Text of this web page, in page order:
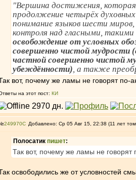
"Вершина достижения, которая
продолжение четырёх
понимание языков шести
контроля над гласными,
освобождение от условных
совершенно чистой мудрости
частной совершенно чистой
убеждённости), а также
вот, почему же ламы не говорят по-
на этот пост: КИ
249970 Добавлено: Ср 05 Авг 15, 22:38 (11 лет
Полосатик пишет:
Так вот, почему же ламы не говорят
освободились же от условностей